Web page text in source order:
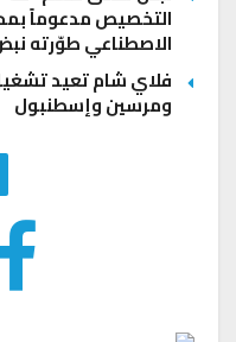
التخصيص مدعوماً
الاصطناعي طوّرته
فلاي شام تعيد
ومرسين وإسطنبول